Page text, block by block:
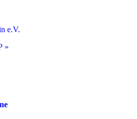
e.V.
»